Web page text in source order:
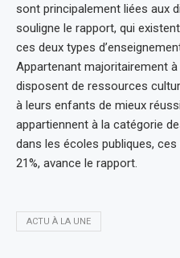
sont principalement liées aux
souligne le rapport, qui
ces deux types
Appartenant majoritairement
disposent de ressources
à leurs enfants de mieux
appartiennent à la catégorie
dans les écoles publiques,
21%, avance le rapport.
ACTU À LA UNE